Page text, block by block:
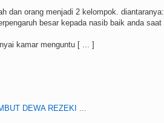
dan orang menjadi 2 kelompok.
besar kepada nasib baik anda saat
kamar menguntu [ ... ]
DEWA REZEKI ...